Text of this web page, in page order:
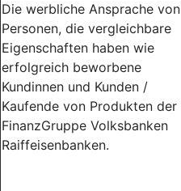
Die werbliche Ansprache von
Personen, die vergleichbare
Eigenschaften haben wie
erfolgreich beworbene
Kundinnen und Kunden /
Kaufende von Produkten der
FinanzGruppe Volksbanken
Raiffeisenbanken.